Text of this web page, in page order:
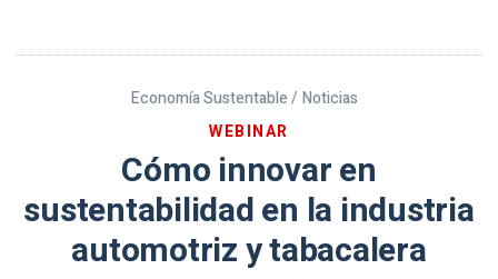
Economía Sustentable / Noticias
WEBINAR
Cómo innovar en
sustentabilidad en la industria
automotriz y tabacalera